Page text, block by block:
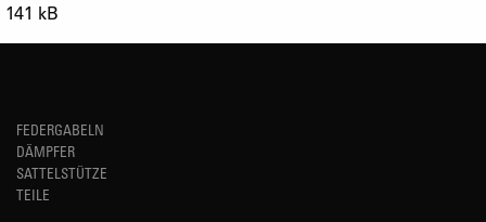
141 kB
FEDERGABELN
DÄMPFER
SATTELSTÜTZE
TEILE